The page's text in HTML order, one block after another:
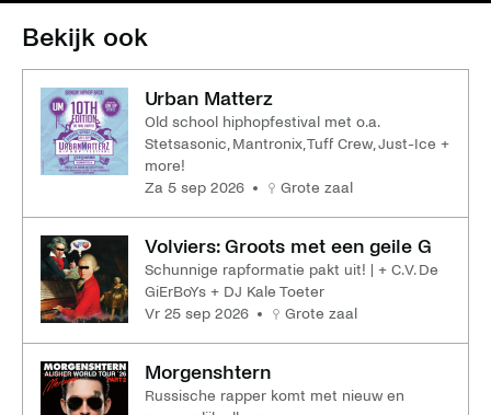
Bekijk ook
Urban Matterz
Old school hiphopfestival met o.a.
Stetsasonic, Mantronix, Tuff Crew, Just-Ice +
more!
za 5 sep 2026
Grote zaal
Volviers: Groots met een geile G
Schunnige rapformatie pakt uit! | + C.V. De
GiErBoYs + DJ Kale Toeter
vr 25 sep 2026
Grote zaal
Morgenshtern
Russische rapper komt met nieuw en